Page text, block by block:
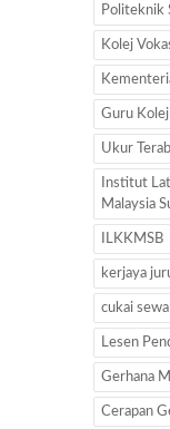
Politeknik
Kolej
Guru Kolej
Ukur
Institut
Malaysia
ILKKMSB
kerjaya
cukai sewa
Lesen
Gerhana
Cerapan